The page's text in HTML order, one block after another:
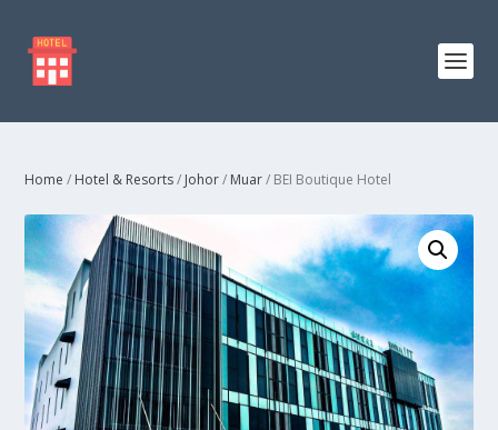
Home / Hotel & Resorts/ Johor/ Muar/ BEI Boutique Hotel